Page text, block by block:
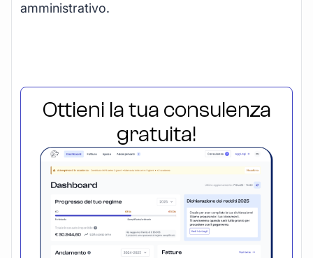
amministrativo.
Ottieni la tua consulenza
gratuita!